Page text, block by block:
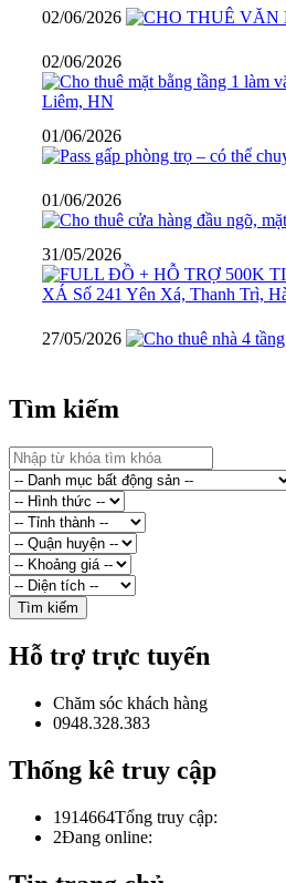
02/06/2026
02/06/2026
01/06/2026
01/06/2026
31/05/2026
27/05/2026
Tìm kiếm
Hỗ trợ trực tuyến
Chăm sóc khách hàng
0948.328.383
Thống kê truy cập
1914664Tổng truy cập:
2Đang online: